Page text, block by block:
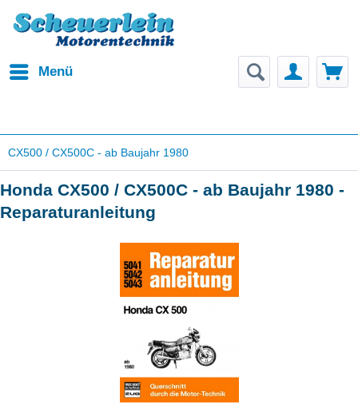
Menü
CX500 / CX500C - ab Baujahr 1980
Honda CX500 / CX500C - ab Baujahr 1980 -
Reparaturanleitung